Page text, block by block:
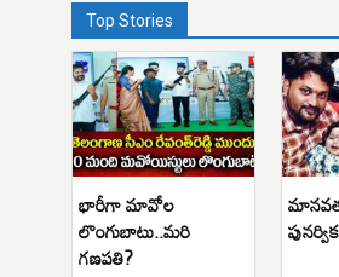
Top Stories
భారీగా మావోల
లొంగుబాటు..మరి
గణపతి?